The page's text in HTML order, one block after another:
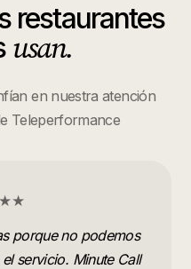
restaurantes
usan.
en nuestra atención
Teleperformance
porque no podemos
servicio. Minute Call